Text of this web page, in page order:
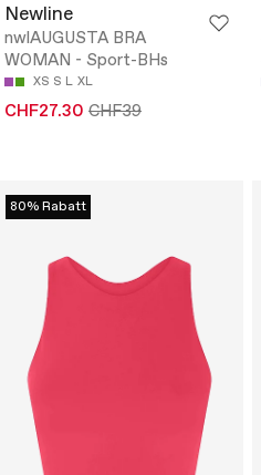
Newline
nwlAUGUSTA BRA
WOMAN - Sport-BHs
XS S L XL
CHF27.30 CHF39
80% Rabatt